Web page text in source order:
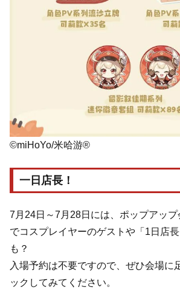
©miHoYo/米哈游®
一日店長！
7月24日～7月28日には、ポップアッ
でコスプレイヤーのゲストや「1日店
も？
入場予約は不要ですので、ぜひ会場に
ックしてみてください。